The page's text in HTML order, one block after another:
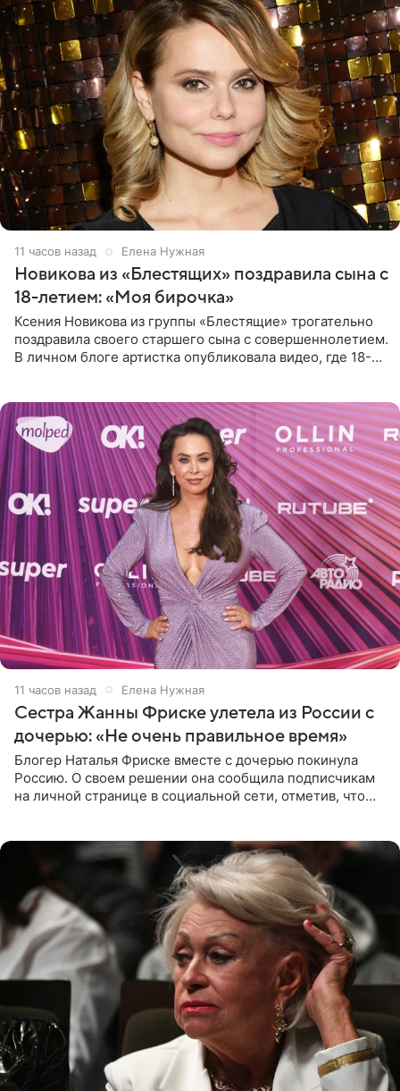
11 часов назад Елена Нужная
Новикова из «Блестящих» поздравила сына с
18-летием: «Моя бирочка»
Ксения Новикова из группы «Блестящие» трогательно
поздравила своего старшего сына с совершеннолетием.
В личном блоге артистка опубликовала видео, где 18-
11 часов назад Елена Нужная
Сестра Жанны Фриске улетела из России с
дочерью: «Не очень правильное время»
Блогер Наталья Фриске вместе с дочерью покинула
Россию. О своем решении она сообщила подписчикам
на личной странице в социальной сети, отметив, что